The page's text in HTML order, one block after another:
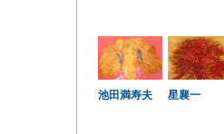
池田満寿夫 星襄一